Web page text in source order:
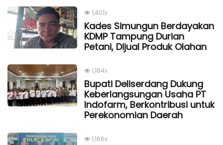
1,401x
Kades Simungun Berdayakan
KDMP Tampung Durian
Petani, Dijual Produk Olahan
1,184x
Bupati Deliserdang Dukung
Keberlangsungan Usaha PT
Indofarm, Berkontribusi untuk
Perekonomian Daerah
1,166x